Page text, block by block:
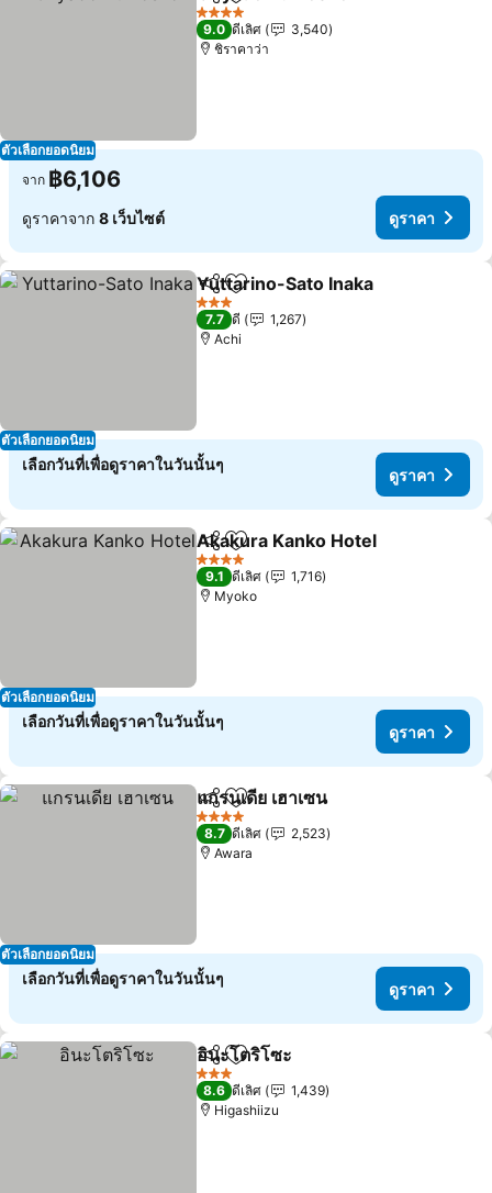
ตัวเลือกยอดนิยม
เพิ่มในรายการโปรด
4 ดาว
9.0 ดีเลิศ
3,540
ชิราคาว่า
จาก ฿6,106
ดูราคาจาก 8 เว็บไซต์ ดูราคา
ตัวเลือกยอดนิยม
แชร์ เพิ่มในรายการโปรด
Yuttarino-Sato Inaka
3 ดาว
7.7 ดี
1,267
Achi
เลือกวันที่เพื่อดูราคาในวันนั้นๆ
ดูราคา
ตัวเลือกยอดนิยม
แชร์ เพิ่มในรายการโปรด
Akakura Kanko Hotel
4 ดาว
9.1 ดีเลิศ
1,716
Myoko
เลือกวันที่เพื่อดูราคาในวันนั้นๆ
ดูราคา
ตัวเลือกยอดนิยม
แชร์ เพิ่มในรายการโปรด
แกรนเดีย เฮาเซน
4 ดาว
8.7 ดีเลิศ
2,523
Awara
เลือกวันที่เพื่อดูราคาในวันนั้นๆ
ดูราคา
แชร์ เพิ่มในรายการโปรด
อินะโตริโซะ
3 ดาว
8.6 ดีเลิศ
1,439
Higashiizu